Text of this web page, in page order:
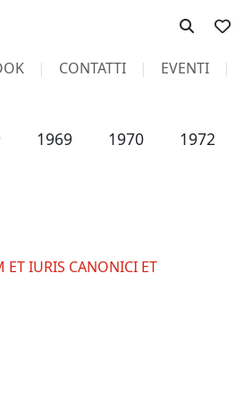
CONTATTI EVENTI
1969 1970 1972
ET IURIS CANONICI ET